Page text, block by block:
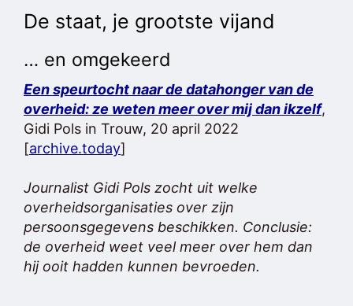
De staat, je grootste vijand
… en omgekeerd
Een speurtocht naar de datahonger van de
overheid: ze weten meer over mij dan ikzelf,
Gidi Pols in Trouw, 20 april 2022
[archive.today]
Journalist Gidi Pols zocht uit welke
overheidsorganisaties over zijn
persoonsgegevens beschikken. Conclusie:
de overheid weet veel meer over hem dan
hij ooit hadden kunnen bevroeden.